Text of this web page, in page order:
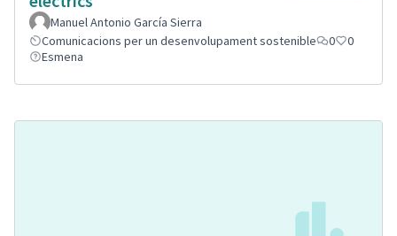
Manuel Antonio García Sierra
Comunicacions per un desenvolupament sostenible
0
0
Esmena